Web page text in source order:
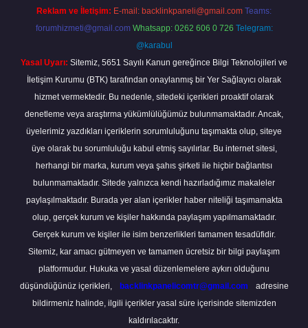
Reklam ve İletişim: E-mail: backlinkpaneli@gmail.com Teams:
forumhizmeti@gmail.com Whatsapp: 0262 606 0 726 Telegram:
@karabul
Yasal Uyarı: Sitemiz, 5651 Sayılı Kanun gereğince Bilgi Teknolojileri ve
İletişim Kurumu (BTK) tarafından onaylanmış bir Yer Sağlayıcı olarak
hizmet vermektedir. Bu nedenle, sitedeki içerikleri proaktif olarak
denetleme veya araştırma yükümlülüğümüz bulunmamaktadır. Ancak,
üyelerimiz yazdıkları içeriklerin sorumluluğunu taşımakta olup, siteye
üye olarak bu sorumluluğu kabul etmiş sayılırlar. Bu internet sitesi,
herhangi bir marka, kurum veya şahıs şirketi ile hiçbir bağlantısı
bulunmamaktadır. Sitede yalnızca kendi hazırladığımız makaleler
paylaşılmaktadır. Burada yer alan içerikler haber niteliği taşımamakta
olup, gerçek kurum ve kişiler hakkında paylaşım yapılmamaktadır.
Gerçek kurum ve kişiler ile isim benzerlikleri tamamen tesadüfidir.
Sitemiz, kar amacı gütmeyen ve tamamen ücretsiz bir bilgi paylaşım
platformudur. Hukuka ve yasal düzenlemelere aykırı olduğunu
düşündüğünüz içerikleri,
backlinkpanelicomtr@gmail.com
adresine
bildirmeniz halinde, ilgili içerikler yasal süre içerisinde sitemizden
kaldırılacaktır.